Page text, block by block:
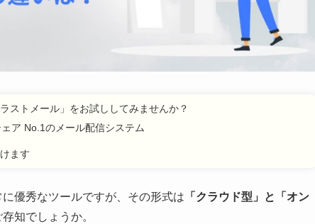
ストメール」をお試ししてみませんか？
ア No.1のメール配信システム
ます
優秀なツールですが、その形式は 「クラウド型」と「オン
知でしょうか。